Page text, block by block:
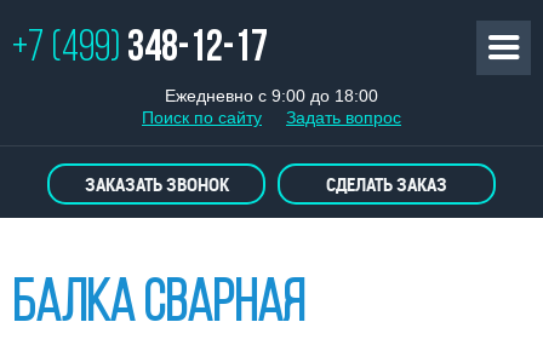
+7 (499) 348-12-17
Ежедневно с 9:00 до 18:00
Поиск по сайту
Задать вопрос
ЗАКАЗАТЬ ЗВОНОК СДЕЛАТЬ ЗАКАЗ
Балка сварная